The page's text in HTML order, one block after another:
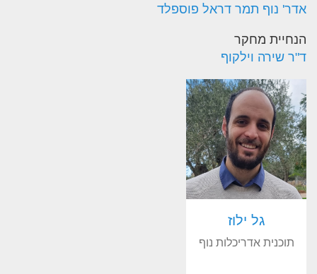
אדר' נוף תמר דראל פוספלד
הנחיית מחקר
ד"ר שירה וילקוף
גל ילוז
תוכנית אדריכלות נוף